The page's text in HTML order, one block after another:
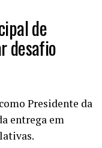
de
desafio
Presidente da
entrega em